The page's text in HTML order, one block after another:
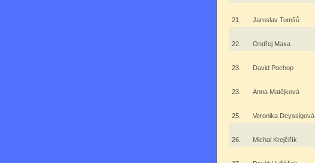
21. Jaroslav Tomšů
22. Ondřej Maxa
23. David Pochop
23. Anna Matějková
25. Veronika Deyssigová
26. Michal Krejčiřík